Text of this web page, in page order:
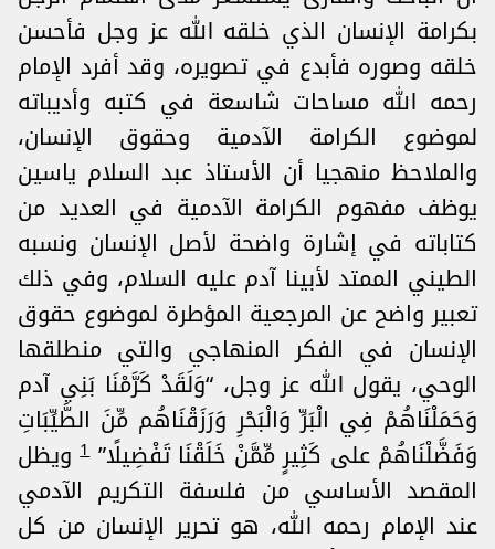
بكرامة الإنسان الذي خلقه الله عز وجل فأحسن
خلقه وصوره فأبدع في تصويره، وقد أفرد الإمام
رحمه الله مساحات شاسعة في كتبه وأديباته
لموضوع الكرامة الآدمية وحقوق الإنسان،
والملاحظ منهجيا أن الأستاذ عبد السلام ياسين
يوظف مفهوم الكرامة الآدمية في العديد من
كتاباته في إشارة واضحة لأصل الإنسان ونسبه
الطيني الممتد لأبينا آدم عليه السلام، وفي ذلك
تعبير واضح عن المرجعية المؤطرة لموضوع حقوق
الإنسان في الفكر المنهاجي والتي منطلقها
الوحي، يقول الله عز وجل، “وَلَقَدْ كَرَّمْنَا بَنِي آدم
وَحَمَلْنَاهُمْ فِي الْبَرِّ وَالْبَحْرِ وَرَزَقْنَاهُم مِّنَ الطَّيِّبَاتِ
وَفَضَّلْنَاهُمْ على كَثِيرٍ مِّمَّنْ خَلَقْنَا تَفْضِيلًا”1ويظل
المقصد الأساسي من فلسفة التكريم الآدمي
عند الإمام رحمه الله، هو تحرير الإنسان من كل